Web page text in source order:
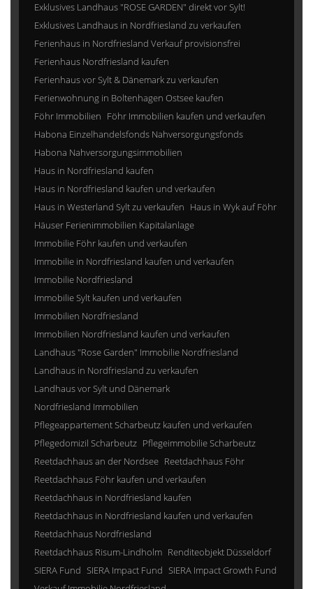
Exklusives Landhaus "ROSE GARDEN" direkt vor Sylt!
Exklusives Landhaus in Nordfriesland zu verkaufen
Ferienhaus in Nordfriesland Verkauf provisionsfrei
Ferienhaus Nordfriesland kaufen
Ferienhaus vor Sylt & Dänemark zu verkaufen
Ferienwohnung in Boltenhagen Ostsee kaufen
Föhr Immobilien Föhr Immobilien kaufen und verkaufen
Habona Einzelhandelsfonds Nahversorgungsfonds
Habona Nahversorgungsimmobilien
Haus in Nordfriesland kaufen
Haus in Nordfriesland kaufen und verkaufen
Haus in Westerland Sylt zu verkaufen Haus in Wyk auf Föhr
Häuser Ferienimmobilien Kapitalanlage
Immobilie Föhr kaufen und verkaufen
Immobilie in Nordfriesland kaufen und verkaufen
Immobilie Nordfriesland
Immobilie Sylt kaufen und verkaufen
Immobilien Nordfriesland
Immobilien Nordfriesland kaufen und verkaufen
Landhaus "Rose Garden" Immobilie Nordfriesland
Landhaus in Nordfriesland zu verkaufen
Landhaus vor Sylt und Dänemark
Nordfriesland Immobilien
Pflegeappartement Scharbeutz kaufen und verkaufen
Pflegedomizil Scharbeutz Pflegeimmobilie Scharbeutz
Reetdachhaus an der Nordsee Reetdachhaus Föhr
Reetdachhaus Föhr kaufen und verkaufen
Reetdachhaus in Nordfriesland kaufen
Reetdachhaus in Nordfriesland kaufen und verkaufen
Reetdachhaus Nordfriesland
Reetdachhaus Risum-Lindholm Renditeobjekt Düsseldorf
SIERA Fund SIERA Impact Fund SIERA Impact Growth Fund